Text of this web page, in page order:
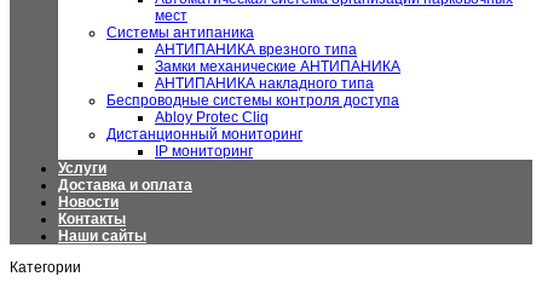
мест
Системы антипаника
АНТИПАНИКА врезного типа
Замки механические АНТИПАНИКА
АНТИПАНИКА накладного типа
Беспроводные системы контроля доступа
Abloy Protec Cliq
Дистанционный мониторинг
IP мониторинг
Услуги
Доставка и оплата
Новости
Контакты
Наши сайты
Категории